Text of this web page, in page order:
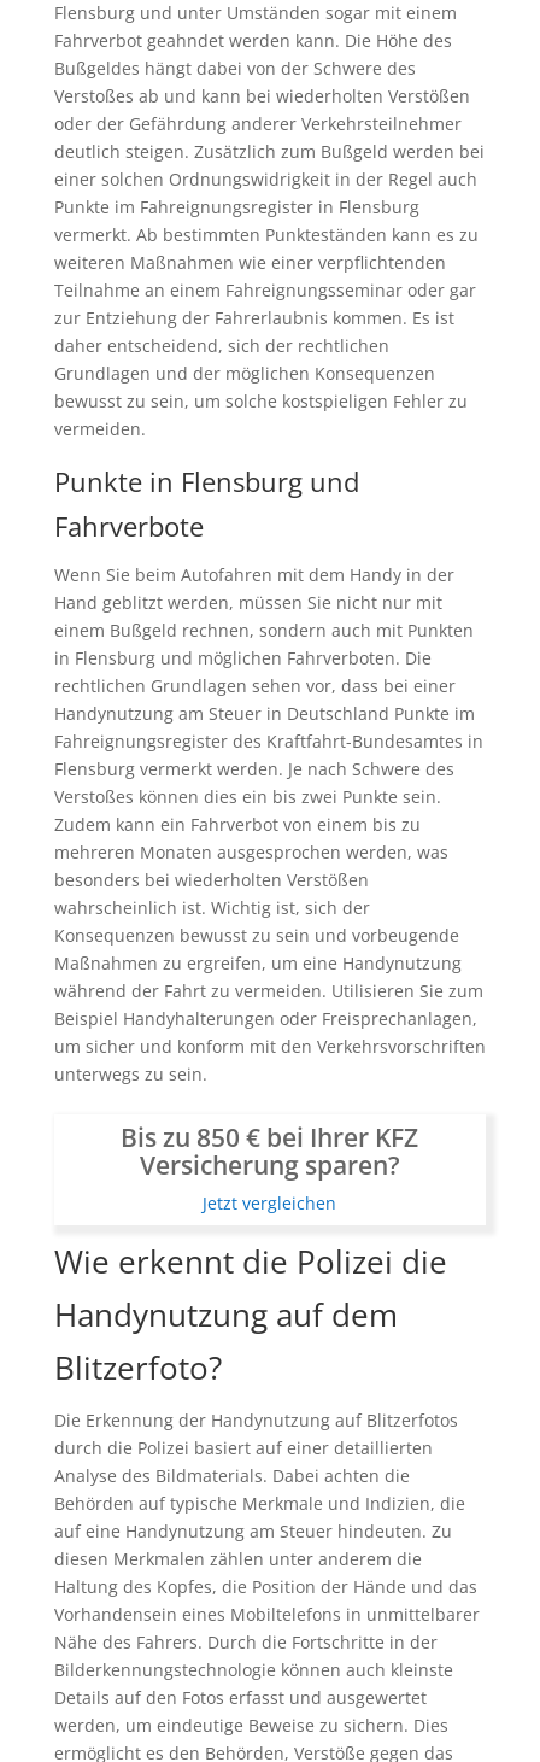
Flensburg und unter Umständen sogar mit einem
Fahrverbot geahndet werden kann. Die Höhe des
Bußgeldes hängt dabei von der Schwere des
Verstoßes ab und kann bei wiederholten Verstößen
oder der Gefährdung anderer Verkehrsteilnehmer
deutlich steigen. Zusätzlich zum Bußgeld werden bei
einer solchen Ordnungswidrigkeit in der Regel auch
Punkte im Fahreignungsregister in Flensburg
vermerkt. Ab bestimmten Punkteständen kann es zu
weiteren Maßnahmen wie einer verpflichtenden
Teilnahme an einem Fahreignungsseminar oder gar
zur Entziehung der Fahrerlaubnis kommen. Es ist
daher entscheidend, sich der rechtlichen
Grundlagen und der möglichen Konsequenzen
bewusst zu sein, um solche kostspieligen Fehler zu
vermeiden.
Punkte in Flensburg und
Fahrverbote
Wenn Sie beim Autofahren mit dem Handy in der
Hand geblitzt werden, müssen Sie nicht nur mit
einem Bußgeld rechnen, sondern auch mit Punkten
in Flensburg und möglichen Fahrverboten. Die
rechtlichen Grundlagen sehen vor, dass bei einer
Handynutzung am Steuer in Deutschland Punkte im
Fahreignungsregister des Kraftfahrt-Bundesamtes in
Flensburg vermerkt werden. Je nach Schwere des
Verstoßes können dies ein bis zwei Punkte sein.
Zudem kann ein Fahrverbot von einem bis zu
mehreren Monaten ausgesprochen werden, was
besonders bei wiederholten Verstößen
wahrscheinlich ist. Wichtig ist, sich der
Konsequenzen bewusst zu sein und vorbeugende
Maßnahmen zu ergreifen, um eine Handynutzung
während der Fahrt zu vermeiden. Utilisieren Sie zum
Beispiel Handyhalterungen oder Freisprechanlagen,
um sicher und konform mit den Verkehrsvorschriften
unterwegs zu sein.
Bis zu 850 € bei Ihrer KFZ
Versicherung sparen?
Jetzt vergleichen
Wie erkennt die Polizei die
Handynutzung auf dem
Blitzerfoto?
Die Erkennung der Handynutzung auf Blitzerfotos
durch die Polizei basiert auf einer detaillierten
Analyse des Bildmaterials. Dabei achten die
Behörden auf typische Merkmale und Indizien, die
auf eine Handynutzung am Steuer hindeuten. Zu
diesen Merkmalen zählen unter anderem die
Haltung des Kopfes, die Position der Hände und das
Vorhandensein eines Mobiltelefons in unmittelbarer
Nähe des Fahrers. Durch die Fortschritte in der
Bilderkennungstechnologie können auch kleinste
Details auf den Fotos erfasst und ausgewertet
werden, um eindeutige Beweise zu sichern. Dies
ermöglicht es den Behörden, Verstöße gegen das